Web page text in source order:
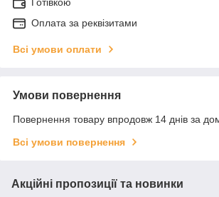
Готівкою
Оплата за реквізитами
Всі умови оплати
Умови повернення
Повернення товару впродовж 14 днів за
Всі умови повернення
Акційні пропозиції та новинки